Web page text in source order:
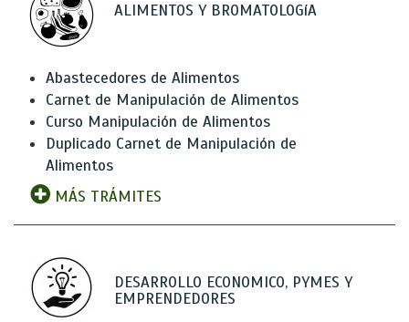
ALIMENTOS Y BROMATOLOGíA
Abastecedores de Alimentos
Carnet de Manipulación de Alimentos
Curso Manipulación de Alimentos
Duplicado Carnet de Manipulación de
Alimentos
MÁS TRÁMITES
DESARROLLO ECONOMICO, PYMES Y
EMPRENDEDORES